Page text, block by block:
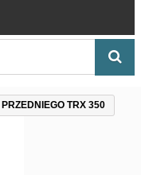
TRX 350